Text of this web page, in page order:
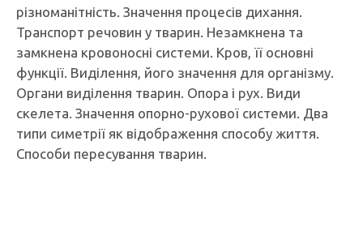
різноманітність. Значення процесів дихання.
Транспорт речовин у тварин. Незамкнена та
замкнена кровоносні системи. Кров, її основні
функції. Виділення, його значення для організму.
Органи виділення тварин. Опора і рух. Види
скелета. Значення опорно-рухової системи. Два
типи симетрії як відображення способу життя.
Способи пересування тварин.